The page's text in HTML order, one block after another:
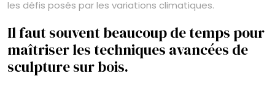
les défis posés par les variations climatiques.
Il faut souvent beaucoup de temps pour
maîtriser les techniques avancées de
sculpture sur bois.